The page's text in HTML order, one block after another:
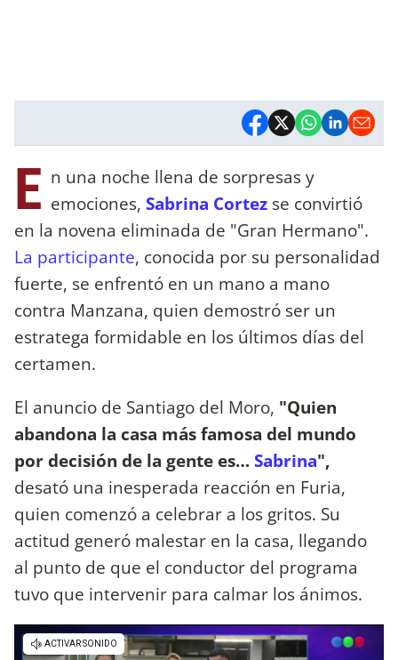
E n una noche llena de sorpresas y
emociones, Sabrina Cortez se convirtió
en la novena eliminada de "Gran Hermano".
La participante, conocida por su personalidad
fuerte, se enfrentó en un mano a mano
contra Manzana, quien demostró ser un
estratega formidable en los últimos días del
certamen.
El anuncio de Santiago del Moro, "Quien
abandona la casa más famosa del mundo
por decisión de la gente es… Sabrina",
desató una inesperada reacción en Furia,
quien comenzó a celebrar a los gritos. Su
actitud generó malestar en la casa, llegando
al punto de que el conductor del programa
tuvo que intervenir para calmar los ánimos.